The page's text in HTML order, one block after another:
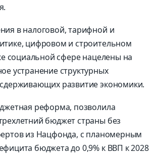
в налоговой, тарифной и
цифровом и строительном
социальной сфере нацелены на
устранение структурных
развитие экономики.
реформа, позволила
бюджет страны без
из Нацфонда, с планомерным
бюджета до 0,9% к ВВП к 2028